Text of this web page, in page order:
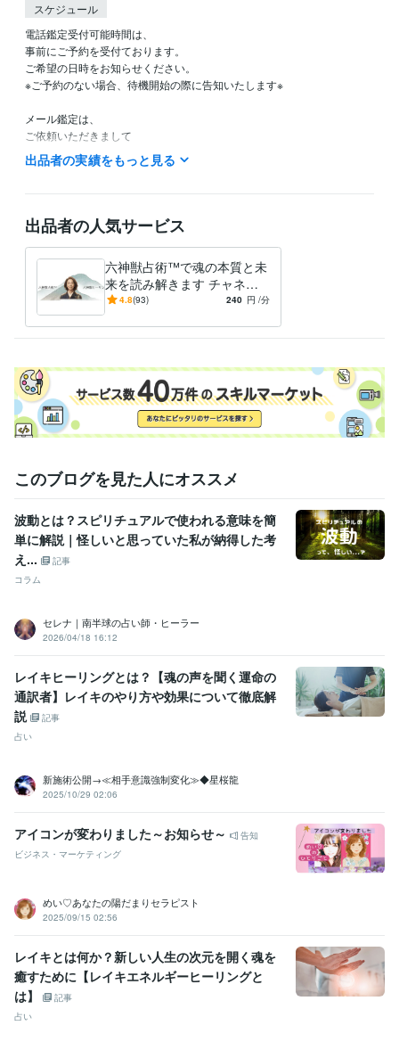
スケジュール
電話鑑定受付可能時間は、
事前にご予約を受付ております。
ご希望の日時をお知らせください。
※ご予約のない場合、待機開始の際に告知いたします※
メール鑑定は、
ご依頼いただきまして
48時間以内に鑑定結果をお送りいたします。
※48時間経過後も鑑定結果が送られない場合は、お手数をおかけします
※いずれも不定時、不定休にて運営しております。※
資格・検定
数秘術鑑定士 取得年 : 2020年
パワーストーンセラピスト 取得年 : 2020年
タロットリーディングマスター 取得年 : 2020年
記憶術インストラクター
速読術インストラクター 取得年 : 2020年
行動心理士 取得年 : 2020年
得意分野
占い 直感　タロット　数秘術
出品者の実績をもっと見る
出品者の人気サービス
六神獣占術™で魂の本質と未
来を読み解きます チャネリ
ング歴25年。究極の癒やしと
4.8(93) 240 円 /分
このブログを見た人にオススメ
波動とは？スピリチュアルで使われる意味を簡
単に解説｜怪しいと思っていた私が納得した考
え...
記事
コラム
セレナ｜南半球の占い師・ヒーラー
2026/04/18 16:12
レイキヒーリングとは？【魂の声を聞く運命の
通訳者】レイキのやり方や効果について徹底解
説
記事
占い
新施術公開→≪相手意識強制変化≫◆星桜龍
2025/10/29 02:06
アイコンが変わりました～お知らせ～
告知
ビジネス・マーケティング
めい♡あなたの陽だまりセラピスト
2025/09/15 02:56
レイキとは何か？新しい人生の次元を開く魂を
癒すために【レイキエネルギーヒーリングと
は】
記事
占い